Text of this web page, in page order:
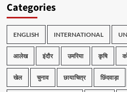
Categories
ENGLISH INTERNATIONAL
आलेख इंदौर उमरिया कृषि
खेल चुनाव छायाचित्र छिंदवाड़ा